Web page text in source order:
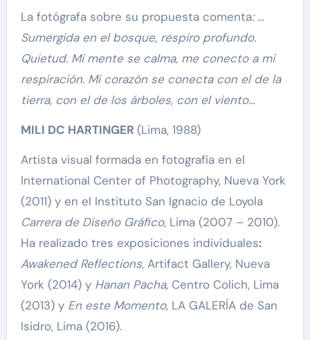
La fotógrafa sobre su propuesta comenta: …
Sumergida en el bosque, respiro profundo.
Quietud. Mi mente se calma, me conecto a mi
respiración. Mi corazón se conecta con el de la
tierra, con el de los árboles, con el viento…
MILI DC HARTINGER (Lima, 1988)
Artista visual formada en fotografía en el
International Center of Photography, Nueva York
(2011) y en el Instituto San Ignacio de Loyola
Carrera de Diseño Gráfico, Lima (2007 – 2010).
Ha realizado tres exposiciones individuales:
Awakened Reflections, Artifact Gallery, Nueva
York (2014) y Hanan Pacha, Centro Colich, Lima
(2013) y En este Momento, LA GALERÍA de San
Isidro, Lima (2016).